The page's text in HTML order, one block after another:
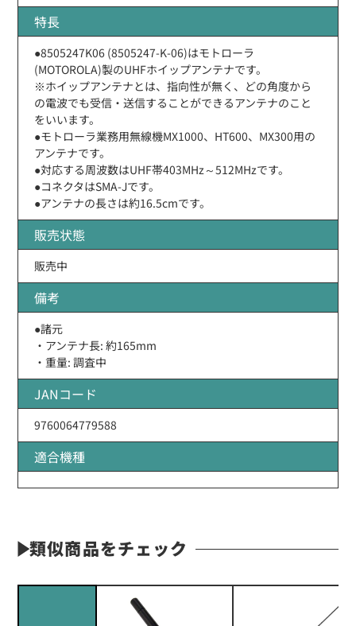
特長
●8505247K06 (8505247-K-06)はモトローラ
(MOTOROLA)製のUHFホイップアンテナです。
※ホイップアンテナとは、指向性が無く、どの角度から
の電波でも受信・送信することができるアンテナのこと
をいいます。
●モトローラ業務用無線機MX1000、HT600、MX300用の
アンテナです。
●対応する周波数はUHF帯403MHz～512MHzです。
●コネクタはSMA-Jです。
●アンテナの長さは約16.5cmです。
販売状態
販売中
備考
●諸元
・アンテナ長: 約165mm
・重量: 調査中
JANコード
9760064779588
適合機種
類似商品をチェック